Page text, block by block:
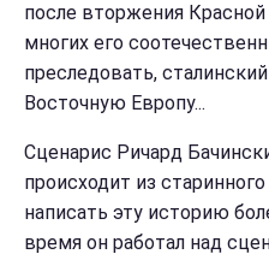
после вторжения
многих его
преследовать,
Восточную Европу...
Сценарис Ричард
происходит из
написать эту историю
время он работал над